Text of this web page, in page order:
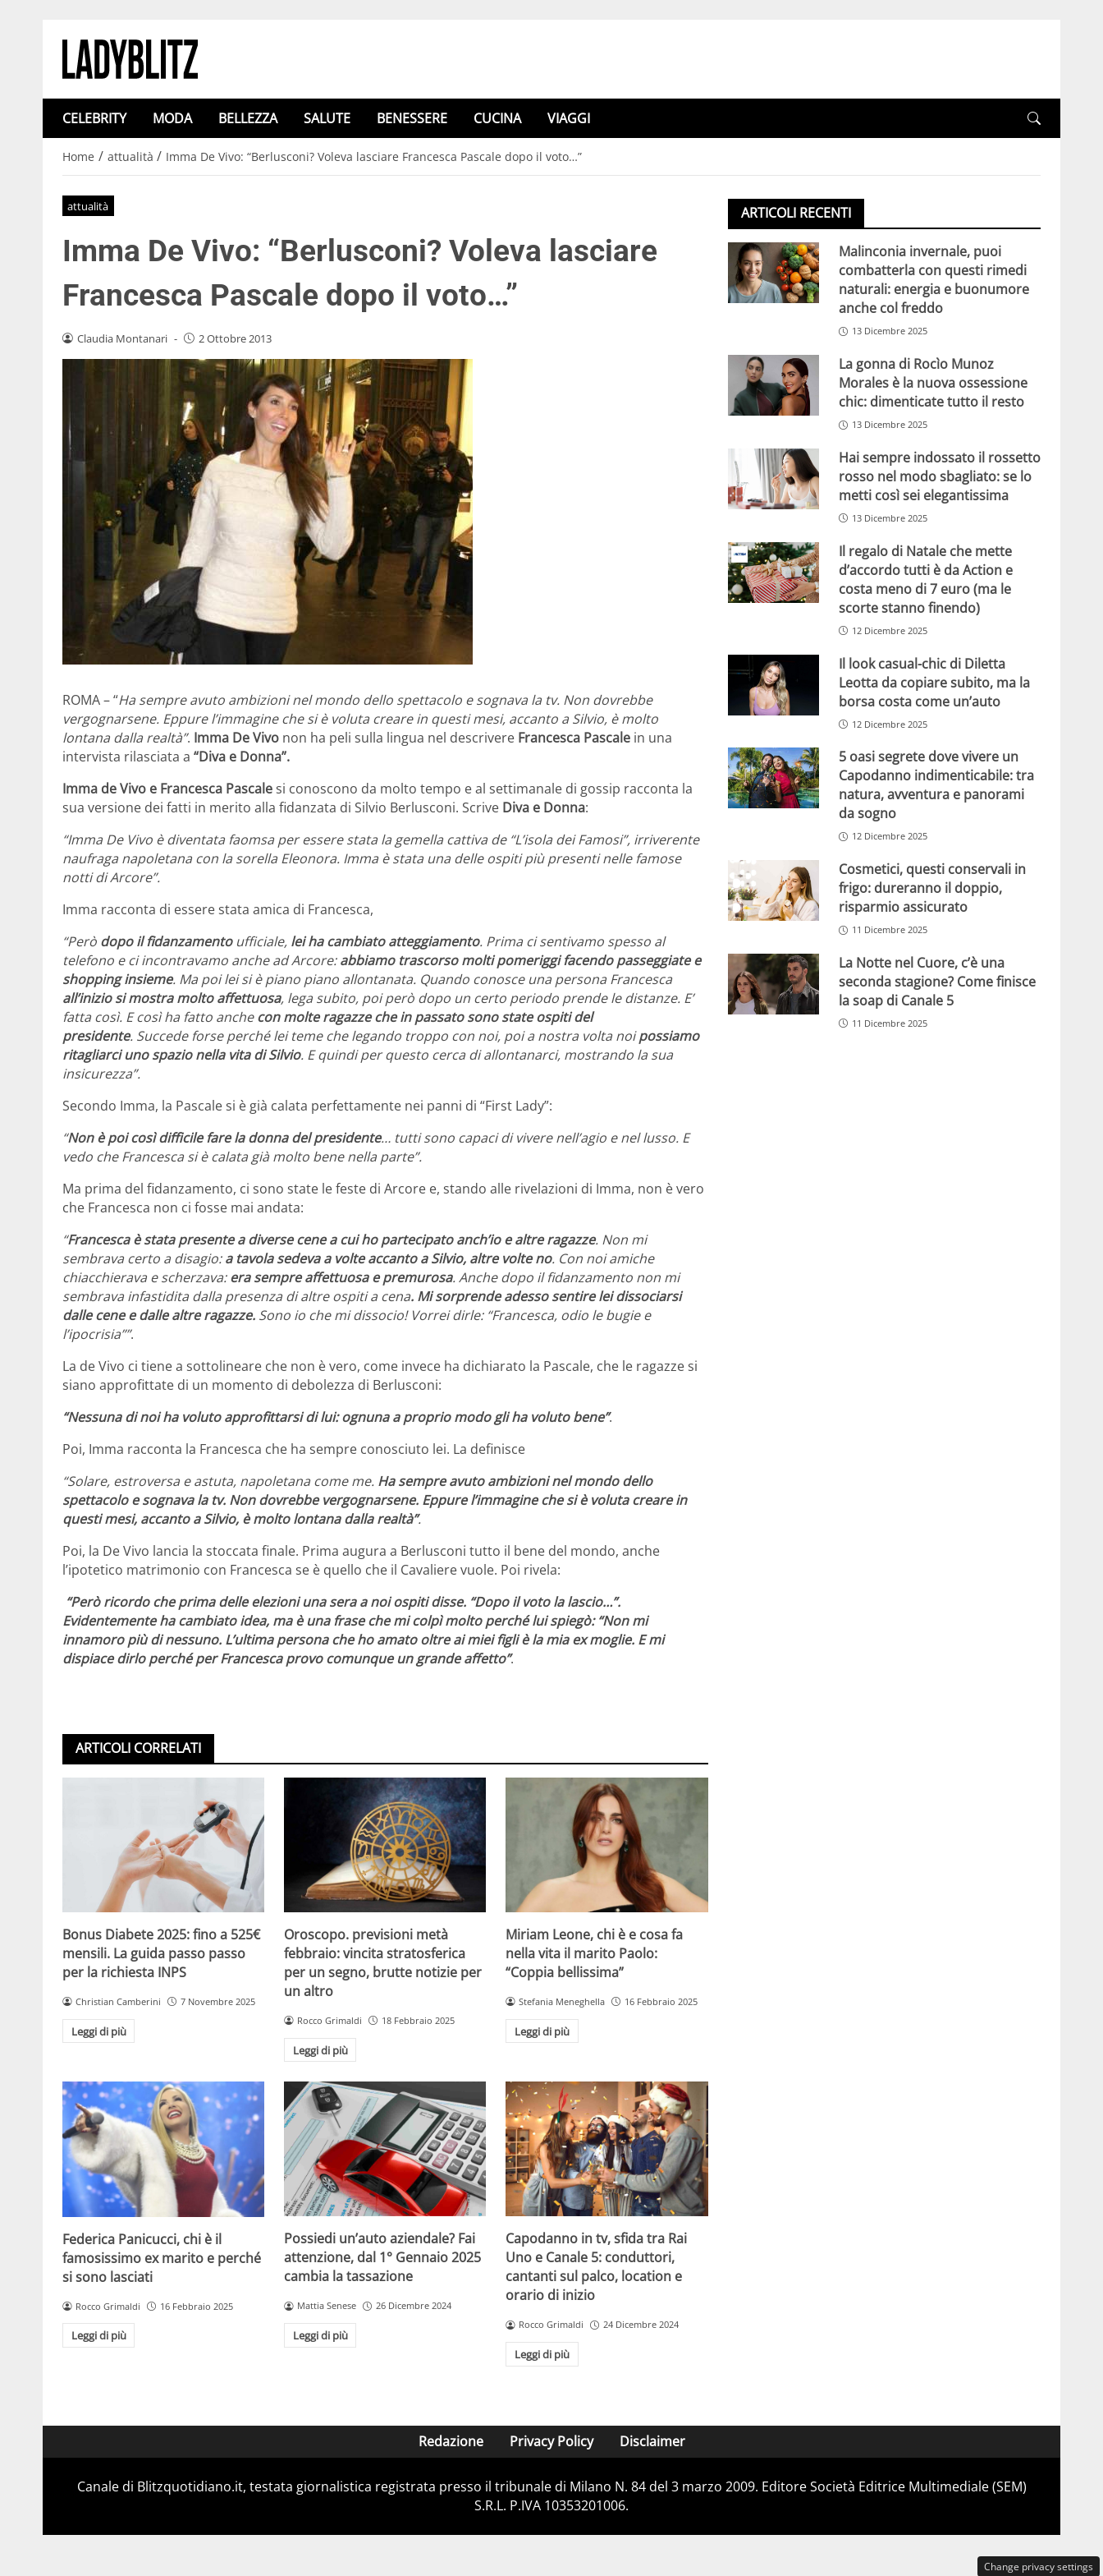
CELEBRITY MODA BELLEZZA SALUTE BENESSERE CUCINA VIAGGI
Home / attualità / Imma De Vivo: “Berlusconi? Voleva lasciare Francesca Pascale dopo il voto…”
attualità
Imma De Vivo: “Berlusconi? Voleva lasciare
Francesca Pascale dopo il voto…”
Claudia Montanari - 2 Ottobre 2013
ROMA – “Ha sempre avuto ambizioni nel mondo dello spettacolo e sognava la tv. Non dovrebbe
vergognarsene. Eppure l’immagine che si è voluta creare in questi mesi, accanto a Silvio, è molto
lontana dalla realtà”. Imma De Vivo non ha peli sulla lingua nel descrivere Francesca Pascale in una
intervista rilasciata a “Diva e Donna”.
Imma de Vivo e Francesca Pascalesi conoscono da molto tempo e al settimanale di gossip racconta la
sua versione dei fatti in merito alla fidanzata di Silvio Berlusconi. Scrive Diva e Donna:
“Imma De Vivo è diventata faomsa per essere stata la gemella cattiva de “L’isola dei Famosi”, irriverente
naufraga napoletana con la sorella Eleonora. Imma è stata una delle ospiti più presenti nelle famose
notti di Arcore”.
Imma racconta di essere stata amica di Francesca,
“Però dopo il fidanzamentoufficiale, lei ha cambiato atteggiamento. Prima ci sentivamo spesso al
telefono e ci incontravamo anche ad Arcore:abbiamo trascorso molti pomeriggi facendo passeggiate e
shopping insieme. Ma poi lei si è piano piano allontanata. Quando conosce una persona Francesca
all’inizio si mostra molto affettuosa, lega subito, poi però dopo un certo periodo prende le distanze. E’
fatta così. E così ha fatto anchecon molte ragazze che in passato sono state ospiti del
presidente. Succede forse perché lei teme che legando troppo con noi, poi a nostra volta noipossiamo
ritagliarci uno spazio nella vita di Silvio. E quindi per questo cerca di allontanarci, mostrando la sua
insicurezza”.
Secondo Imma, la Pascale si è già calata perfettamente nei panni di “First Lady”:
“Non è poi così difficile fare la donna del presidente… tutti sono capaci di vivere nell’agio e nel lusso. E
vedo che Francesca si è calata già molto bene nella parte”.
Ma prima del fidanzamento, ci sono state le feste di Arcore e, stando alle rivelazioni di Imma, non è vero
che Francesca non ci fosse mai andata:
“Francesca è stata presente a diverse cene a cui ho partecipato anch’io e altre ragazze. Non mi
sembrava certo a disagio:a tavola sedeva a volte accanto a Silvio, altre volte no. Con noi amiche
chiacchierava e scherzava:era sempre affettuosa e premurosa. Anche dopo il fidanzamento non mi
sembrava infastidita dalla presenza di altre ospiti a cena. Mi sorprende adesso sentire lei dissociarsi
dalle cene e dalle altre ragazze. Sono io che mi dissocio! Vorrei dirle: “Francesca, odio le bugie e
l’ipocrisia””.
La de Vivo ci tiene a sottolineare che non è vero, come invece ha dichiarato la Pascale, che le ragazze si
siano approfittate di un momento di debolezza di Berlusconi:
“Nessuna di noi ha voluto approfittarsi di lui: ognuna a proprio modo gli ha voluto bene”.
Poi, Imma racconta la Francesca che ha sempre conosciuto lei. La definisce
“Solare, estroversa e astuta, napoletana come me. Ha sempre avuto ambizioni nel mondo dello
spettacolo e sognava la tv. Non dovrebbe vergognarsene. Eppure l’immagine che si è voluta creare in
questi mesi, accanto a Silvio, è molto lontana dalla realtà”.
Poi, la De Vivo lancia la stoccata finale. Prima augura a Berlusconi tutto il bene del mondo, anche
l’ipotetico matrimonio con Francesca se è quello che il Cavaliere vuole. Poi rivela:
“Però ricordo che prima delle elezioni una sera a noi ospiti disse. “Dopo il voto la lascio…”.
Evidentemente ha cambiato idea, ma è una frase che mi colpì molto perché lui spiegò: “Non mi
innamoro più di nessuno. L’ultima persona che ho amato oltre ai miei figli è la mia ex moglie. E mi
dispiace dirlo perché per Francesca provo comunque un grande affetto”.
ARTICOLI CORRELATI
Bonus Diabete 2025: fino a 525€
mensili. La guida passo passo
per la richiesta INPS
Christian Camberini 7 Novembre 2025
Leggi di più
Oroscopo. previsioni metà
febbraio: vincita stratosferica
per un segno, brutte notizie per
un altro
Rocco Grimaldi 18 Febbraio 2025
Leggi di più
Miriam Leone, chi è e cosa fa
nella vita il marito Paolo:
“Coppia bellissima”
Stefania Meneghella 16 Febbraio 2025
Leggi di più
Federica Panicucci, chi è il
famosissimo ex marito e perché
si sono lasciati
Rocco Grimaldi 16 Febbraio 2025
Leggi di più
Possiedi un’auto aziendale? Fai
attenzione, dal 1° Gennaio 2025
cambia la tassazione
Mattia Senese 26 Dicembre 2024
Leggi di più
Capodanno in tv, sfida tra Rai
Uno e Canale 5: conduttori,
cantanti sul palco, location e
orario di inizio
Rocco Grimaldi 24 Dicembre 2024
Leggi di più
ARTICOLI RECENTI
Malinconia invernale, puoi
combatterla con questi rimedi
naturali: energia e buonumore
anche col freddo
13 Dicembre 2025
La gonna di Rocìo Munoz
Morales è la nuova ossessione
chic: dimenticate tutto il resto
13 Dicembre 2025
Hai sempre indossato il rossetto
rosso nel modo sbagliato: se lo
metti così sei elegantissima
13 Dicembre 2025
Il regalo di Natale che mette
d’accordo tutti è da Action e
costa meno di 7 euro (ma le
scorte stanno finendo)
12 Dicembre 2025
Il look casual-chic di Diletta
Leotta da copiare subito, ma la
borsa costa come un’auto
12 Dicembre 2025
5 oasi segrete dove vivere un
Capodanno indimenticabile: tra
natura, avventura e panorami
da sogno
12 Dicembre 2025
Cosmetici, questi conservali in
frigo: dureranno il doppio,
risparmio assicurato
11 Dicembre 2025
La Notte nel Cuore, c’è una
seconda stagione? Come finisce
la soap di Canale 5
11 Dicembre 2025
Redazione Privacy Policy Disclaimer
Canale di Blitzquotidiano.it, testata giornalistica registrata presso il tribunale di Milano N. 84 del 3 marzo 2009. Editore Società Editrice Multimediale (SEM)
S.R.L. P.IVA 10353201006.
Change privacy settings